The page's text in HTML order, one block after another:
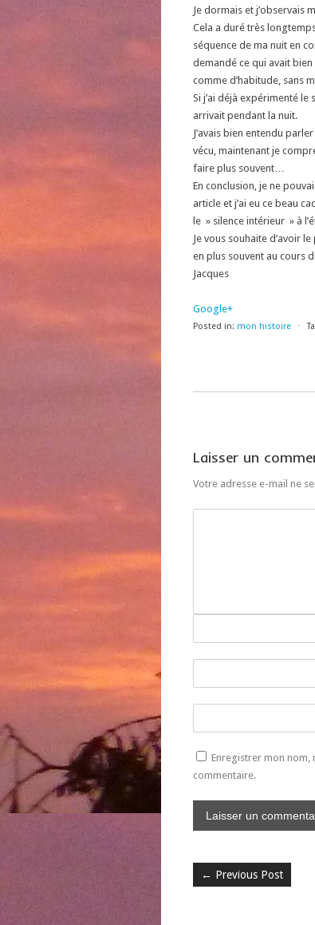
Je dormais et j’observais
Cela a duré très
séquence de ma nuit en
demandé ce qui avait bien
comme d’habitude, sans
Si j’ai déjà expérimenté le
arrivait pendant la nuit.
J’avais bien entendu
vécu, maintenant je
faire plus souvent…
En conclusion, je ne
article et j’ai eu ce beau
le » silence intérieur » à
Je vous souhaite d’avoir
en plus souvent au cours
Jacques
Google+
Posted in: mon histoire ⋅
Laisser un
Votre adresse e-mail ne
Enregistrer mon nom,
commentaire.
← Previous Post